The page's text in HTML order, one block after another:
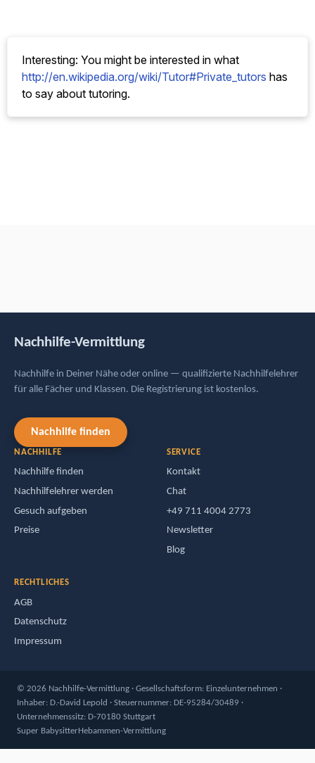
Interesting: You might be interested in what
http://en.wikipedia.org/wiki/Tutor#Private_tutors has
to say about tutoring.
Nachhilfe-Vermittlung
Nachhilfe in Deiner Nähe oder online — qualifizierte Nachhilfelehrer
für alle Fächer und Klassen. Die Registrierung ist kostenlos.
Nachhilfe finden
NACHHILFE
Nachhilfe finden
Nachhilfelehrer werden
Gesuch aufgeben
Preise
SERVICE
Kontakt
Chat
+49 711 4004 2773
Newsletter
Blog
RECHTLICHES
AGB
Datenschutz
Impressum
© 2026 Nachhilfe-Vermittlung · Gesellschaftsform: Einzelunternehmen ·
Inhaber: D.-David Lepold · Steuernummer: DE-95284/30489 ·
Unternehmenssitz: D-70180 Stuttgart
Super BabysitterHebammen-Vermittlung